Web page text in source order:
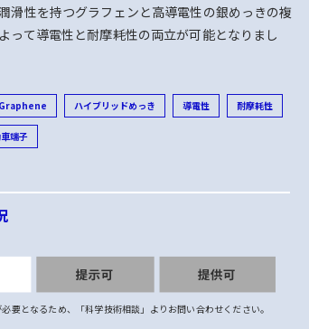
滑性を持つグラフェンと高導電性の銀めっきの複
って導電性と耐摩耗性の両立が可能となりまし
ハイブリッドめっき 導電性 耐摩耗性
端子
要となるため、「科学技術相談」よりお問い合わせください。